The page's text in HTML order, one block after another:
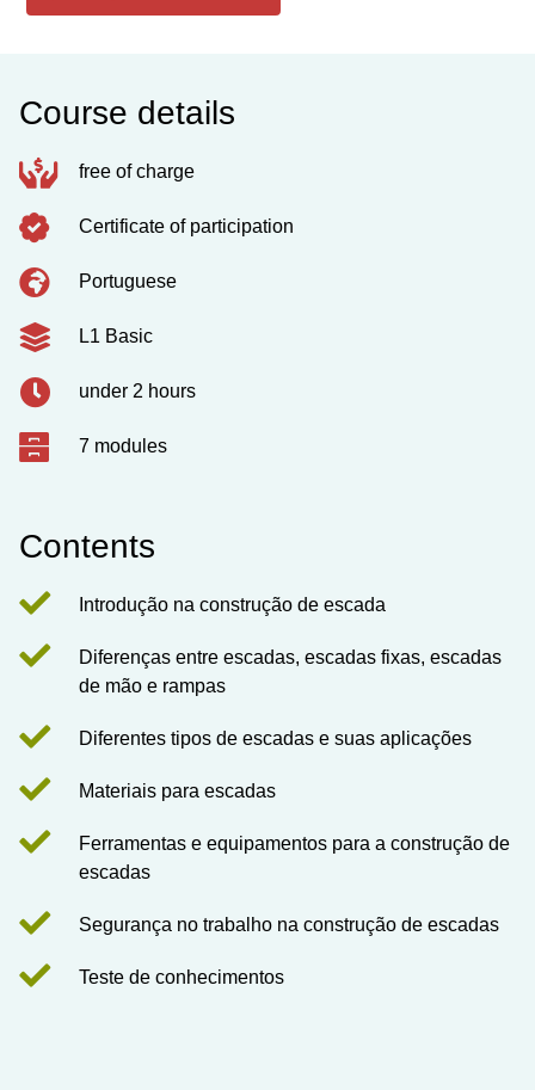
Course details
free of charge
Certificate of participation
Portuguese
L1 Basic
under 2 hours
7 modules
Contents
Introdução na construção de escada
Diferenças entre escadas, escadas fixas, escadas
de mão e rampas
Diferentes tipos de escadas e suas aplicações
Materiais para escadas
Ferramentas e equipamentos para a construção de
escadas
Segurança no trabalho na construção de escadas
Teste de conhecimentos